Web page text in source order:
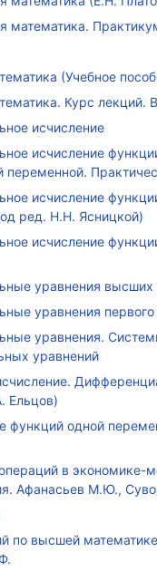
математика.
(Учебное
Курс лекций.
исчисление
исчисление
переменной.
исчисление
ред. Н.Н. Ясницкой)
исчисление
уравнения высших
уравнения первого
уравнения.
уравнений
Ельцов)
функций одной
в экономике-
Афанасьев М.Ю.,
по высшей